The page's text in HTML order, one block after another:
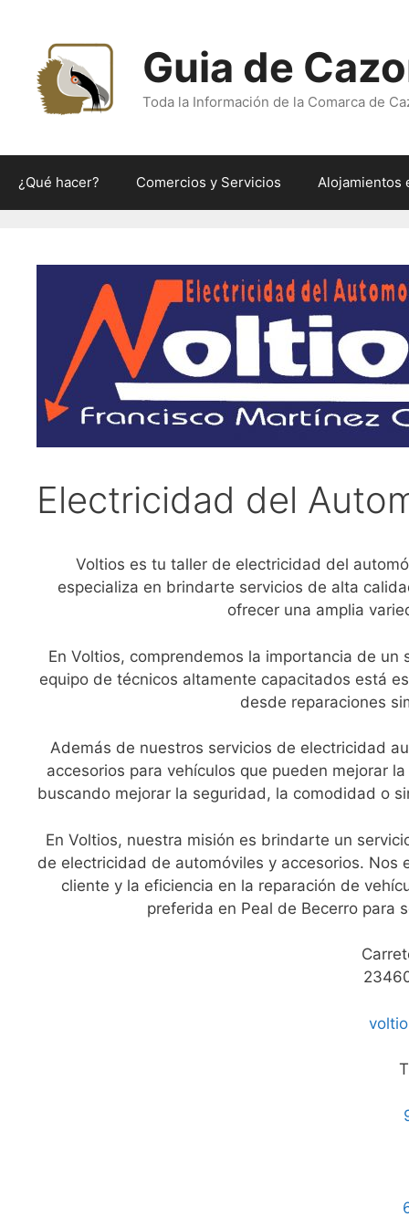
contenido
Guia de
Toda la Información de la Comarca de
¿Qué hacer? Comercios y Servicios Alojamientos
Electricidad del
Voltios es tu taller de electricidad del
especializa en brindarte servicios de alta
ofrecer una amplia
En Voltios, comprendemos la importancia de
equipo de técnicos altamente capacitados está
desde reparaciones
Además de nuestros servicios de electricidad
accesorios para vehículos que pueden mejorar
buscando mejorar la seguridad, la comodidad o
En Voltios, nuestra misión es brindarte un
de electricidad de automóviles y accesorios. Nos
cliente y la eficiencia en la reparación de
preferida en Peal de Becerro para